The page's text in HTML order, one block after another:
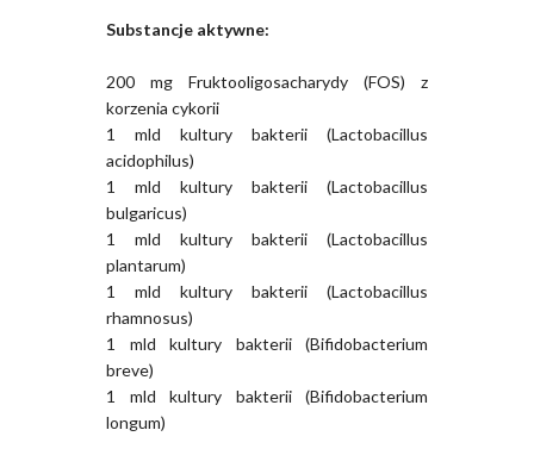
Substancje aktywne:
200 mg Fruktooligosacharydy (FOS) z
korzenia cykorii
1 mld kultury bakterii (Lactobacillus
acidophilus)
1 mld kultury bakterii (Lactobacillus
bulgaricus)
1 mld kultury bakterii (Lactobacillus
plantarum)
1 mld kultury bakterii (Lactobacillus
rhamnosus)
1 mld kultury bakterii (Bifidobacterium
breve)
1 mld kultury bakterii (Bifidobacterium
longum)